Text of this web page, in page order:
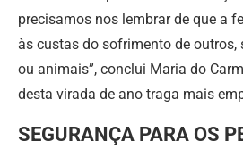
precisamos nos lembrar de que a
às custas do sofrimento de outros,
ou animais”, conclui Maria do
desta virada de ano traga mais
SEGURANÇA PARA OS